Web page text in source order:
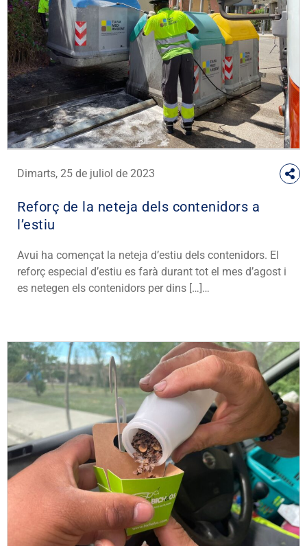
Dimarts, 25 de juliol de 2023
Reforç de la neteja dels contenidors a
l’estiu
Avui ha començat la neteja d’estiu dels contenidors. El
reforç especial d’estiu es farà durant tot el mes d’agost i
es netegen els contenidors per dins […]…